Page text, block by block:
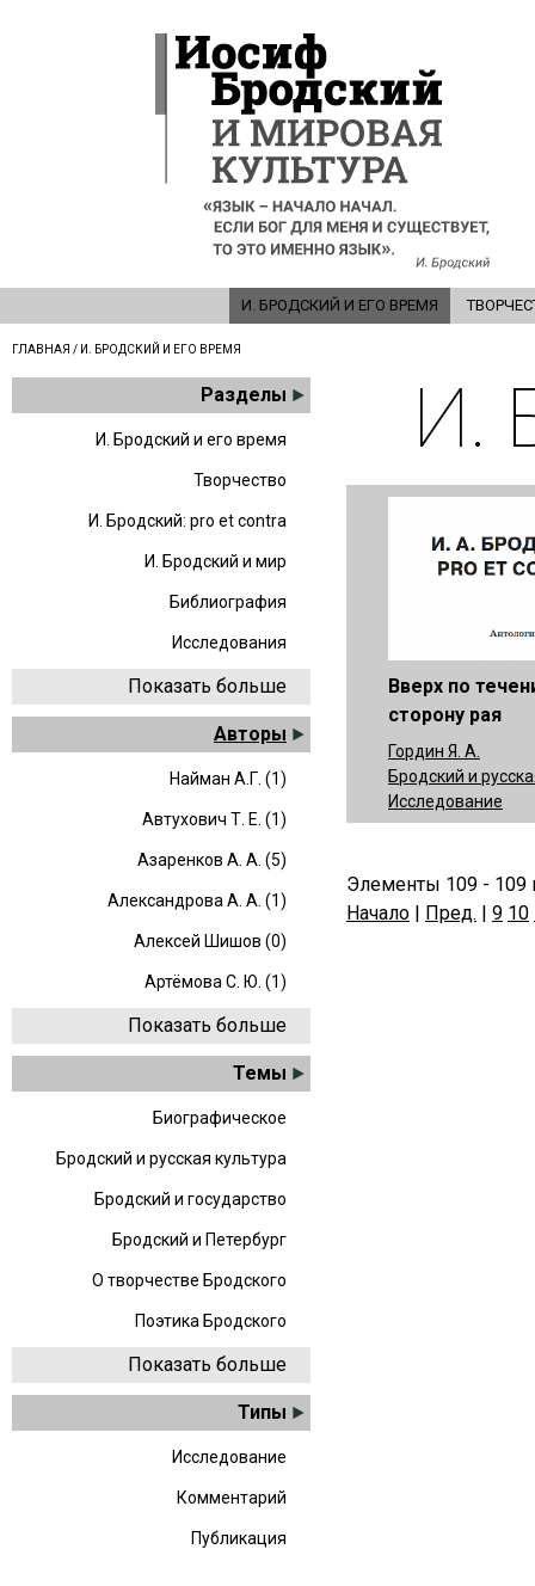
И. БРОДСКИЙ И ЕГО ВРЕМЯ
ГЛАВНАЯ / И. БРОДСКИЙ И ЕГО ВРЕМЯ
Разделы
И. Бродский и его время
Творчество
И. Бродский: pro et contra
И. Бродский и мир
Библиография
Исследования
Показать больше
Авторы
Найман А.Г. (1)
Автухович Т. Е. (1)
Азаренков А. А. (5)
Александрова А. А. (1)
Алексей Шишов (0)
Артёмова С. Ю. (1)
Показать больше
Темы
Биографическое
Бродский и русская культура
Бродский и государство
Бродский и Петербург
О творчестве Бродского
Поэтика Бродского
Показать больше
Типы
Исследование
Комментарий
Публикация
И.
Вверх по
сторону рая
Гордин Я. А.
Бродский и
Исследование
Элементы 109 - 109
Начало | Пред. | 9 10